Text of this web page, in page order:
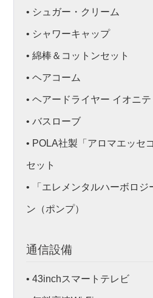
• シュガー・クリーム
• シャワーキャップ
• 綿棒＆コットンセット
• ヘアコーム
• ヘアードライヤー イオニテ
• バスローブ
• POLA社製「アロマエッセ
セット
• 「エレメンタルハーボロジ
ン（ポンプ）
通信設備
• 43inchスマートテレビ